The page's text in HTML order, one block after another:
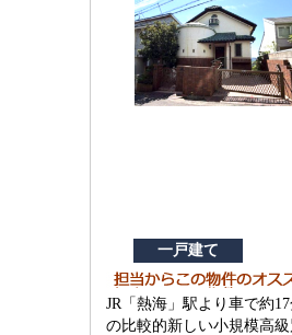
一戸建て
JR「熱海」駅より車で約
の比較的新しい小規模高